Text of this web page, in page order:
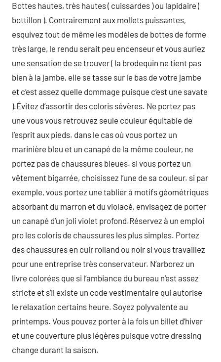
Bottes hautes, très hautes ( cuissardes ) ou lapidaire (
bottillon ). Contrairement aux mollets puissantes,
esquivez tout de même les modèles de bottes de forme
très large, le rendu serait peu encenseur et vous auriez
une sensation de se trouver ( la brodequin ne tient pas
bien à la jambe, elle se tasse sur le bas de votre jambe
et c’est assez quelle dommage puisque c’est une savate
).Évitez d’assortir des coloris sévères. Ne portez pas
une vous vous retrouvez seule couleur équitable de
l’esprit aux pieds. dans le cas où vous portez un
marinière bleu et un canapé de la même couleur, ne
portez pas de chaussures bleues. si vous portez un
vêtement bigarrée, choisissez l’une de sa couleur. si par
exemple, vous portez une tablier à motifs géométriques
absorbant du marron et du violacé, envisagez de porter
un canapé d’un joli violet profond.Réservez à un emploi
pro les coloris de chaussures les plus simples. Portez
des chaussures en cuir rolland ou noir si vous travaillez
pour une entreprise très conservateur. N’arborez un
livre colorées que si l’ambiance du bureau n’est assez
stricte et s’il existe un code vestimentaire qui autorise
le relaxation certains heure. Soyez polyvalente au
printemps. Vous pouvez porter à la fois un billet d’hiver
et une couverture plus légères puisque votre dressing
change durant la saison.